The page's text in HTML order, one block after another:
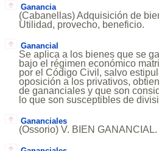
Ganancia
(Cabanellas) Adquisición de
Utilidad, provecho, beneficio.
Ganancial
Se aplica a los bienes que se
bajo el régimen económico
por el Código Civil, salvo
oposición a los privativos,
de gananciales y que son
lo que son susceptibles de
Gananciales
(Ossorio) V. BIEN GANANCIAL.